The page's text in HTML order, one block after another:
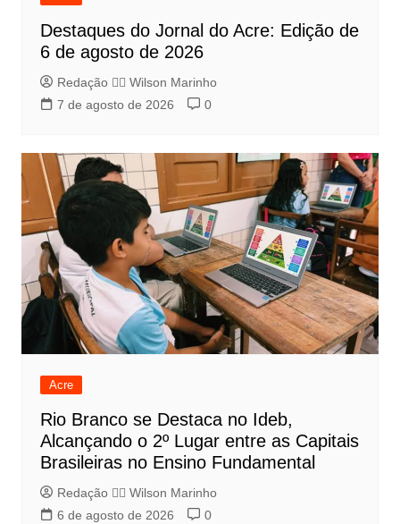
Destaques do Jornal do Acre: Edição de
6 de agosto de 2026
Redação 👨‍⚖️​ Wilson Marinho
7 de agosto de 2026
0
Acre
Rio Branco se Destaca no Ideb,
Alcançando o 2º Lugar entre as Capitais
Brasileiras no Ensino Fundamental
Redação 👨‍⚖️​ Wilson Marinho
6 de agosto de 2026
0